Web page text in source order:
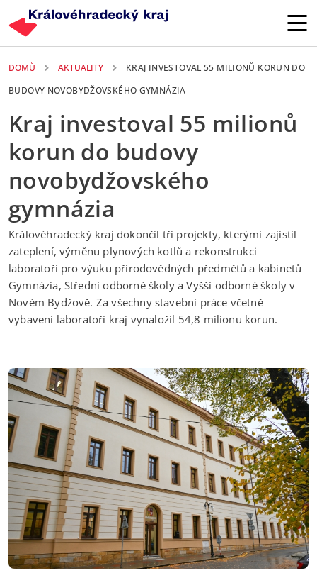
DOMŮ AKTUALITY
KRAJ INVESTOVAL 55 MILIONŮ KORUN DO
BUDOVY NOVOBYDŽOVSKÉHO GYMNÁZIA
Kraj investoval 55 milionů
korun do budovy
novobydžovského
gymnázia
3. 11. 2023
Královéhradecký kraj dokončil tři projekty, kterými zajistil
zateplení, výměnu plynových kotlů a rekonstrukci
laboratoří pro výuku přírodovědných předmětů a kabinetů
Gymnázia, Střední odborné školy a Vyšší odborné školy v
Novém Bydžově. Za všechny stavební práce včetně
vybavení laboratoří kraj vynaložil 54,8 milionu korun.